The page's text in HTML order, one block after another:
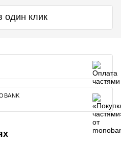
один клик